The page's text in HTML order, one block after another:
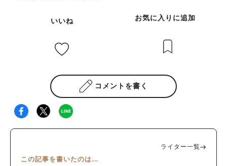
いいね お気に入りに追加
コメントを書く
ライター一覧
この記事を書いたのは…